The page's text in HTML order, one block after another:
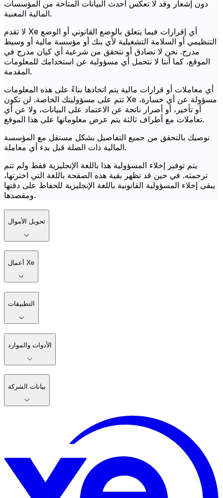
دون إشعار وقد لا تعكس أحدث البيانات المتاحة من المؤسسات
المالية المعنية.
لا تقدم Xe أي إقرارات فيما يتعلق بالوضع القانوني أو الوضع
التنظيمي أو السلامة التشغيلية لأي بنك أو مؤسسة مالية أو وسيط
مدرج. نحن لا نصادق أو نتحقق من شرعية أي كيان مدرج في
الموقع، كما أننا لا نتحمل أي مسؤولية عن استخدامك للمعلومات
المقدمة.
أي معاملات أو قرارات مالية يتم اتخاذها بناءً على هذه المعلومات
تتم على مسؤوليتك الخاصة. لن تكون Xe مسؤولة عن أي خسارة،
أو تأخير، أو أضرار ناتجة عن الاعتماد على البيانات، ولا عن أي
تعاملات مع أطراف ثالثة يتم عرض معلوماتها على هذا الموقع.
نوصيك بالتحقق من جميع التفاصيل بشكل مستقل مع المؤسسة
المالية ذات الصلة قبل بدء أي معاملة.
يتم توفير إخلاء المسؤولية هذا باللغة الإنجليزية فقط ولم تتم
ترجمته. في حين قد تظهر بقية هذه الصفحة باللغة التي اخترتها،
يبقى إخلاء المسؤولية القانونية باللغة الإنجليزية للحفاظ على دقتها
ومقصدها.
تحويل الأموال
أعمال Xe
التطبيقات
الأدوات والموارد
بيانات الشركة